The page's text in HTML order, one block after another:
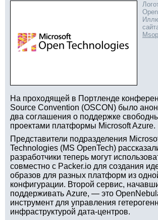
На проходящей в Портленде
Source Convention (OSCON) было
два соглашения о поддержке
проектами платформы Microsoft Azure.
Представители подразделения
Technologies (MS OpenTech)
разработчики теперь могут
совместно с Packer.io для создания
образов для разных платформ из
конфигурации. Второй сервис,
поддерживать Azure, — это
инструмент для управления
инфраструктурой дата-центров.